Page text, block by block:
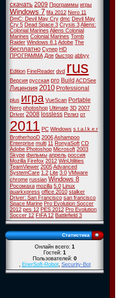
скачать 2009 Программы игры
Windows 7 fifa 2012 Nero 11
DmC: Devil May Cry dmc Devil May
Cry 5 Dead Space 3 Crysis 3Aliens:
Colonial MarinesAliens Colonial
Marines Colonial Marines Tomb
Raider Windows 8.1Adobe The
бесплатно Супер HD
ПРОГРАММА Для быстро abbyy
Edition FineReader dvd rus
Версия русская pro BuildACDSee
Лицензия 2010 Professional
plus игра VueScan Portable
Nero photoshop Ultimate 3D 2007
Driver 2008 lossless Релиз от
2011 PC Windows s.t.a.l.k.e.r
BrotherhooD 2006Ashampoo
Enterprise multi 11 RonyaSoft CD
Adobe Photoshop Microsoft 2003
Skype фильмы апрель россия
Mozilla Firefox 2012 WinUtilities
TeamViewer 2005Advanced
SystemCare 1.2 Lite 3.0 VMware
chrome russian Windows 8
Росомаха mozilla 5.0 Linux
quarkxpress office 2010 stalker
Driver: San Francisco san francisco
Space Marine Pro Evolution Soccer
2012 pes 12 PES 2012 Pro Evolution
Soccer 12 FIFA 12 Battlefield 3
Статистика
Онлайн всего:1
Гостей:1
Пользователей:0
,EnerSoft-Robot,Security-Bot